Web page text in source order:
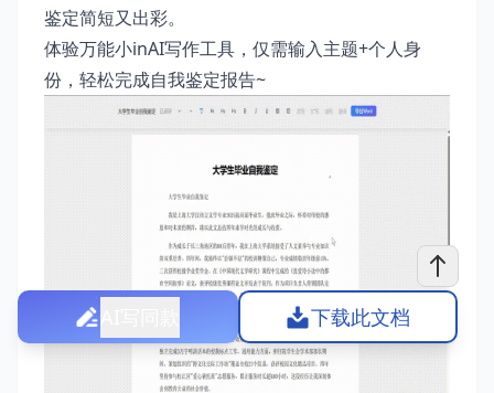
鉴定简短又出彩。
体验万能小inAI写作工具 ，仅需输入主题+个人身
份，轻松完成自我鉴定报告~
下载此文档